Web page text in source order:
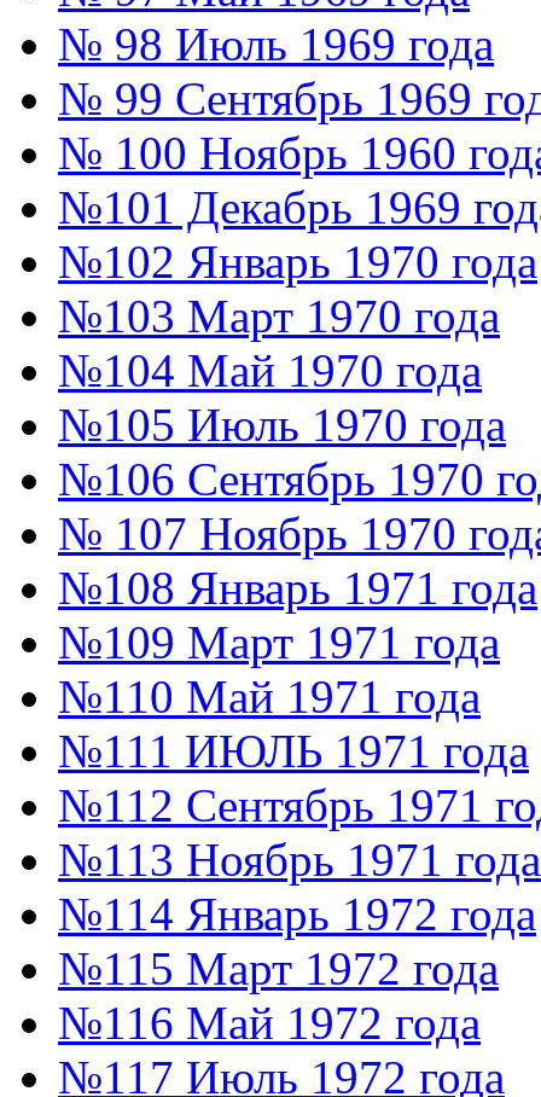
№ 98 Июль 1969 года
№ 99 Сентябрь 1969
№ 100 Ноябрь 1960
№101 Декабрь 1969
№102 Январь 1970 года
№103 Март 1970 года
№104 Май 1970 года
№105 Июль 1970 года
№106 Сентябрь 1970
№ 107 Ноябрь 1970
№108 Январь 1971 года
№109 Март 1971 года
№110 Май 1971 года
№111 ИЮЛЬ 1971 года
№112 Сентябрь 1971
№113 Ноябрь 1971 года
№114 Январь 1972 года
№115 Март 1972 года
№116 Май 1972 года
№117 Июль 1972 года